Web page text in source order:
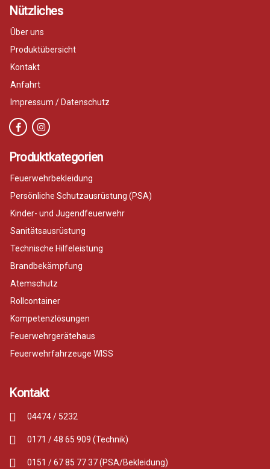
Nützliches
Über uns
Produktübersicht
Kontakt
Anfahrt
Impressum / Datenschutz
Produktkategorien
Feuerwehrbekleidung
Persönliche Schutzausrüstung (PSA)
Kinder- und Jugendfeuerwehr
Sanitätsausrüstung
Technische Hilfeleistung
Brandbekämpfung
Atemschutz
Rollcontainer
Kompetenzlösungen
Feuerwehrgerätehaus
Feuerwehrfahrzeuge WISS
Kontakt
04474 / 5232
0171 / 48 65 909 (Technik)
0151 / 67 85 77 37 (PSA/Bekleidung)